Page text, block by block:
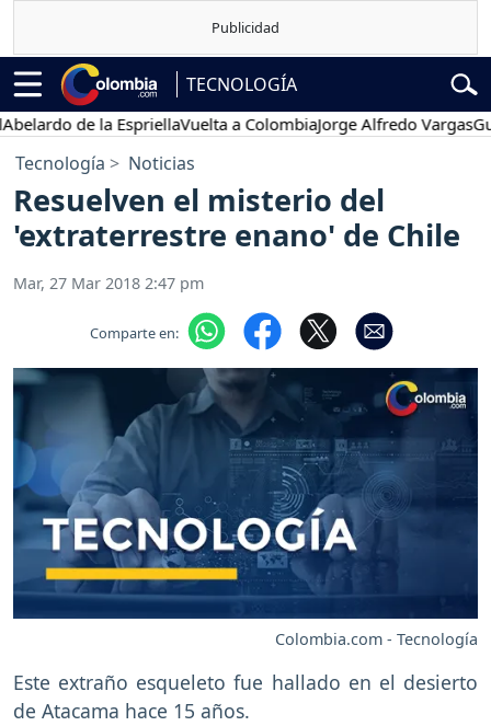
TECNOLOGÍA
de la EspriellaVuelta a ColombiaJorge Alfredo Vargas
Tecnología Noticias
Resuelven el misterio del
'extraterrestre enano' de Chile
Mar, 27 Mar 2018 2:47 pm
Comparte en:
Colombia.com - Tecnología
Este extraño esqueleto fue hallado en el desierto
de Atacama hace 15 años.